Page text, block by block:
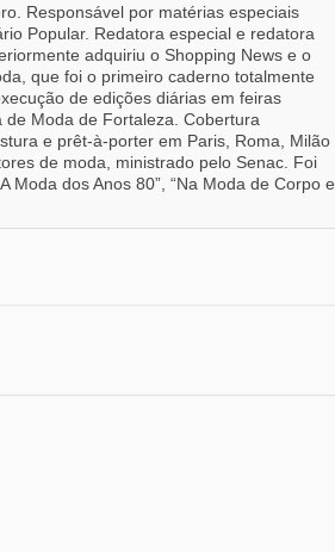
Responsável por matérias especiais
Popular. Redatora especial e redatora
adquiriu o Shopping News e o
que foi o primeiro caderno totalmente
de edições diárias em feiras
Moda de Fortaleza. Cobertura
e prêt-à-porter em Paris, Roma, Milão
de moda, ministrado pelo Senac. Foi
Moda dos Anos 80”, “Na Moda de Corpo e